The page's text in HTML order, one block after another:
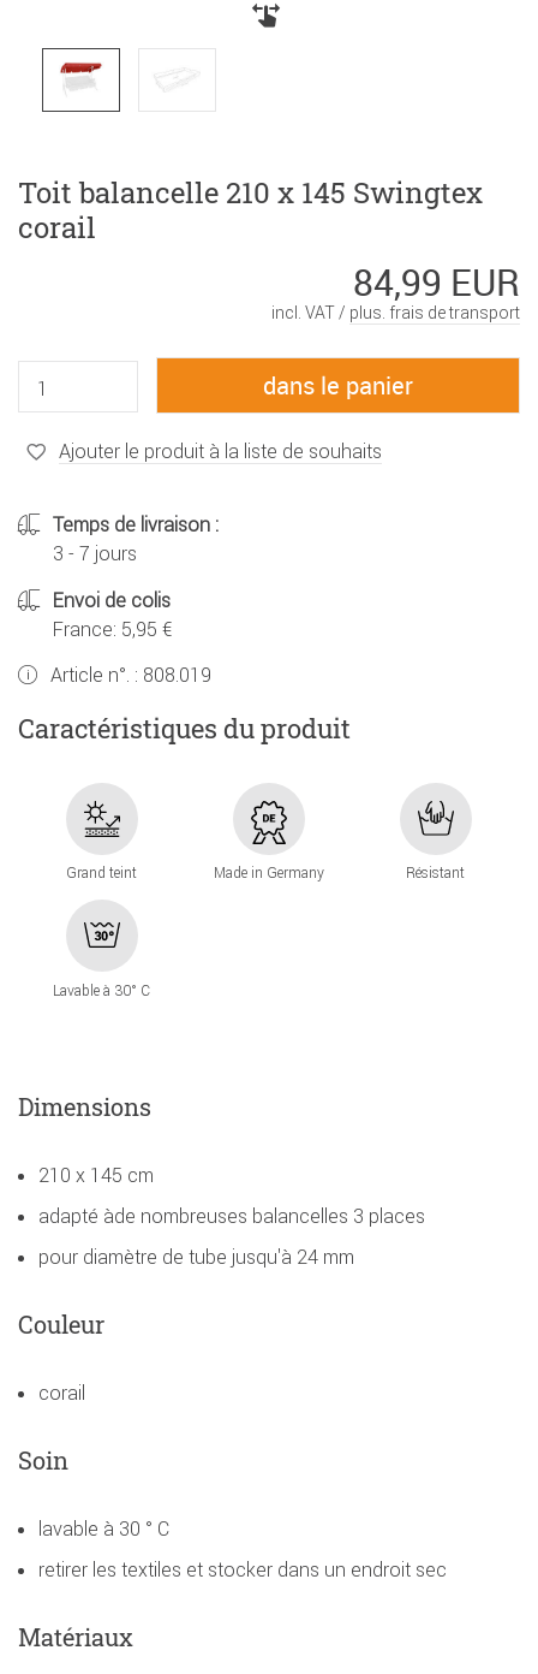
Toit balancelle 210 x 145 Swingtex
corail
84,99 EUR
incl. VAT / plus. frais de transport
Ajouter le produit à la liste de souhaits
Temps de livraison :
3 - 7 jours
Envoi de colis
France: 5,95 €
Article n°. : 808.019
Caractéristiques du produit
Grand teint Made in Germany Résistant
Lavable à 30° C
Dimensions
210 x 145 cm
adapté àde nombreuses balancelles 3 places
pour diamètre de tube jusqu'à 24 mm
Couleur
corail
Soin
lavable à 30 ° C
retirer les textiles et stocker dans un endroit sec
Matériaux